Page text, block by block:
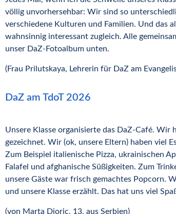
völlig unvorhersehbar: Wir sind so
verschiedene Kulturen und Familien. Und das
wahnsinnig interessant zugleich. Alle
unser DaZ-Fotoalbum unten.
(Frau Prilutskaya, Lehrerin für DaZ am
DaZ am TdoT 2026
Unsere Klasse organisierte das DaZ-Café. Wir
gezeichnet. Wir (ok, unsere Eltern) haben viel
Zum Beispiel italienische Pizza, ukrainischen
Falafel und afghanische Süßigkeiten. Zum
unsere Gäste war frisch gemachtes Popcorn.
und unsere Klasse erzählt. Das hat uns viel
(von Marta Djoric, 13, aus Serbien)